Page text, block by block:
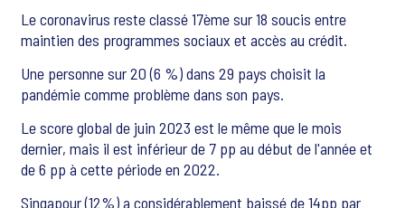
Le coronavirus reste classé 17ème sur 18 soucis entre
maintien des programmes sociaux et accès au crédit.
Une personne sur 20 (6 %) dans 29 pays choisit la
pandémie comme problème dans son pays.
Le score global de juin 2023 est le même que le mois
dernier, mais il est inférieur de 7 pp au début de l'année et
de 6 pp à cette période en 2022.
Singapour (12%) a considérablement baissé de 14pp par